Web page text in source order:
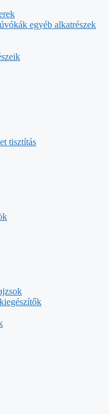
egyéb alkatrészek
tisztítás